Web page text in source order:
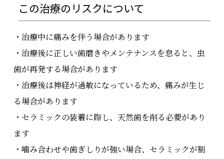
この治療のリスクについて
・治療中に痛みを伴う場合があります
・治療後に正しい歯磨きやメンテナンスを怠ると、虫
歯が再発する場合があります
・治療後は神経が過敏になっているため、痛みが生じ
る場合があります
・セラミックの装着に際し、天然歯を削る必要があり
ます
・噛み合わせや歯ぎしりが強い場合、セラミックが割